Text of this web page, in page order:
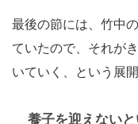
最後の節には、竹中
ていたので、それが
いていく、という展
養子を迎えない